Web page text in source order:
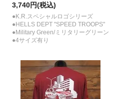
3,740円(税込)
●K.R.スペシャルロゴシリーズ
●HELLS DEPT "SPEED TROOPS"
●Military Green/ミリタリーグリーン
●4サイズ有り